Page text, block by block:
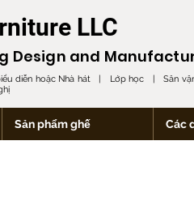
LLC
Design and
diễn hoặc Nhà hát | Lớp học | Sân
Sản phẩm ghế Các